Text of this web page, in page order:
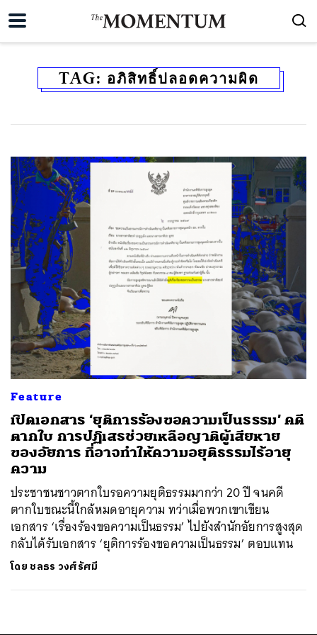
TAG: อภิสิทธิ์ปลอดความผิด
Feature
เปิดเอกสาร ‘ยุติการร้องขอความเป็นธรรม’ คดี
ตากใบ การปฏิเสธช่วยเหลือญาติผู้เสียหาย
ของอัยการ ที่อาจทำให้ความอยุติธรรมไร้อายุ
ความ
ประชาชนชาวตากใบรอความยุติธรรมมากว่า 20 ปี จนคดี
ตากใบขณะนี้ใกล้หมดอายุความ ทว่าเมื่อพวกเขาเขียน
เอกสาร ‘เรื่องร้องขอความเป็นธรรม’ ไปยังสำนักอัยการสูงสุด
กลับได้รับเอกสาร ‘ยุติการร้องขอความเป็นธรรม’ ตอบแทน
โดย ชลธร วงศ์รัศมี
ค้นหา